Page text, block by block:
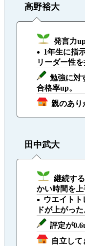
高野裕大
発言力
1年生に指
リーダー性
勉強に対
合格率up。
親のあり
田中武大
継続す
かい時間を上
ウエイト
ドが上がった
評定が
自立して